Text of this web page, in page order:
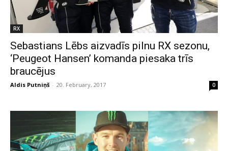
RX
Sebastians Lēbs aizvadīs pilnu RX sezonu,
‘Peugeot Hansen’ komanda piesaka trīs
braucējus
Aldis Putniņš - 20. February, 2017 0